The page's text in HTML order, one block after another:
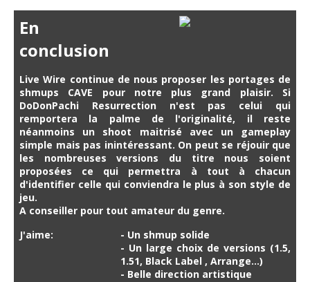
En
conclusion
Live Wire continue de nous proposer les portages de
shmups CAVE pour notre plus grand plaisir. Si
DoDonPachi Resurrection n'est pas celui qui
remportera la palme de l'originalité, il reste
néanmoins un shoot maitrisé avec un gameplay
simple mais pas inintéressant. On peut se réjouir que
les nombreuses versions du titre nous soient
proposées ce qui permettra à tout à chacun
d'identifier celle qui conviendra le plus à son style de
jeu.
A conseiller pour tout amateur du genre.
J'aime:
- Un shmup solide
- Un large choix de versions (1.5,
1.51, Black Label , Arrange...)
- Belle direction artistique